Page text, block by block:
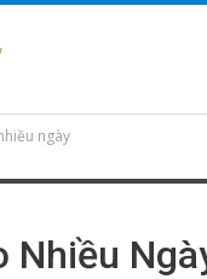
ngày
Nhiều